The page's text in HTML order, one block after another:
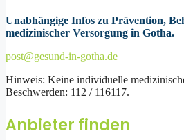
Unabhängige Infos zu Prävention,
medizinischer Versorgung in Gotha.
post@gesund-in-gotha.de
Hinweis: Keine individuelle
Beschwerden: 112 / 116117.
Anbieter finden